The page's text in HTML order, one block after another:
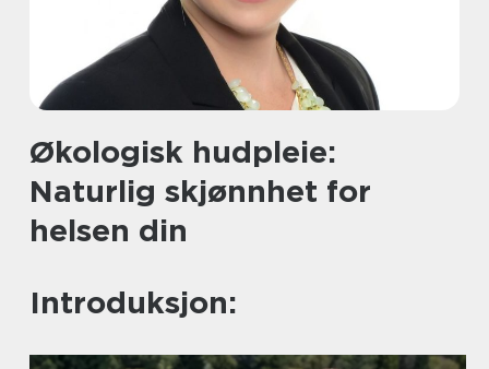
Økologisk hudpleie:
Naturlig skjønnhet for
helsen din
Introduksjon: